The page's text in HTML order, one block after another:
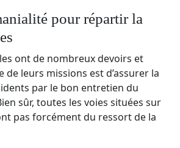
pour répartir la
ont de nombreux devoirs et
de leurs missions est d’assurer la
par le bon entretien du
sûr, toutes les voies situées sur
pas forcément du ressort de la